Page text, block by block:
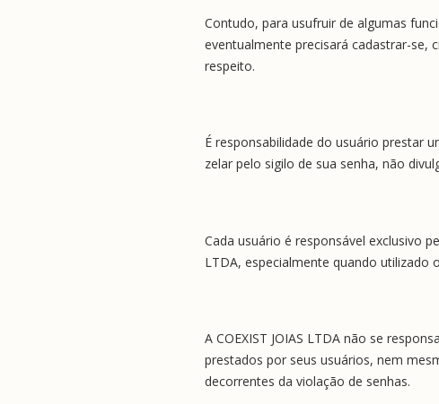
Contudo, para usufruir de algumas
eventualmente precisará cadastrar-se,
respeito.
É responsabilidade do usuário prestar
zelar pelo sigilo de sua senha, não
Cada usuário é responsável exclusivo
LTDA, especialmente quando utilizado
A COEXIST JOIAS LTDA não se
prestados por seus usuários, nem
decorrentes da violação de senhas.